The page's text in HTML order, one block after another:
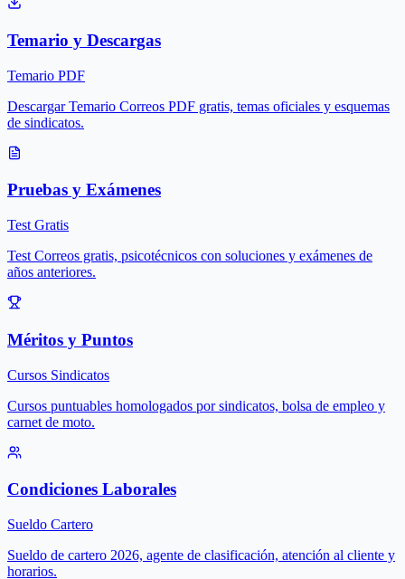
Temario y Descargas
Temario PDF
Descargar Temario Correos PDF gratis, temas oficiales y esquemas
de sindicatos.
Pruebas y Exámenes
Test Gratis
Test Correos gratis, psicotécnicos con soluciones y exámenes de
años anteriores.
Méritos y Puntos
Cursos Sindicatos
Cursos puntuables homologados por sindicatos, bolsa de empleo y
carnet de moto.
Condiciones Laborales
Sueldo Cartero
Sueldo de cartero 2026, agente de clasificación, atención al cliente y
horarios.